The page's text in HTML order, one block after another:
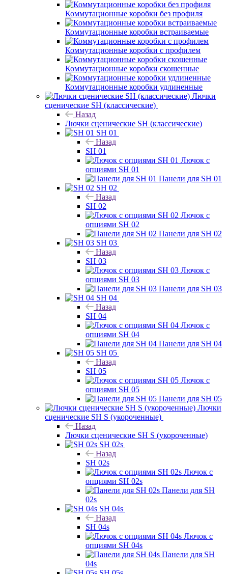
Коммутационные коробки без профиля
Коммутационные коробки встраиваемые
Коммутационные коробки с профилем
Коммутационные коробки скошенные
Коммутационные коробки удлиненные
Лючки
сценические SH (классические)
Назад
Лючки сценические SH (классические)
SH 01
Назад
SH 01
Лючок с
опциями SH 01
Панели для SH 01
SH 02
Назад
SH 02
Лючок с
опциями SH 02
Панели для SH 02
SH 03
Назад
SH 03
Лючок с
опциями SH 03
Панели для SH 03
SH 04
Назад
SH 04
Лючок с
опциями SH 04
Панели для SH 04
SH 05
Назад
SH 05
Лючок с
опциями SH 05
Панели для SH 05
Лючки
сценические SH S (укороченные)
Назад
Лючки сценические SH S (укороченные)
SH 02s
Назад
SH 02s
Лючок с
опциями SH 02s
Панели для SH
02s
SH 04s
Назад
SH 04s
Лючок с
опциями SH 04s
Панели для SH
04s